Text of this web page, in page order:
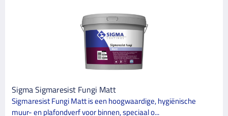
Sigma Sigmaresist Fungi Matt
Sigmaresist Fungi Matt is een hoogwaardige, hygiënische
muur- en plafondverf voor binnen, speciaal o...